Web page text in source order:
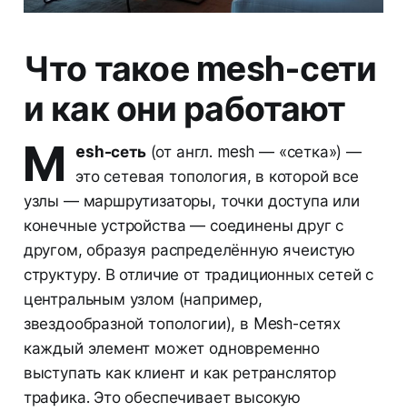
Что такое mesh-сети
и как они работают
M esh-сеть(от англ. mesh — «сетка») —
это сетевая топология, в которой все
узлы — маршрутизаторы, точки доступа или
конечные устройства — соединены друг с
другом, образуя распределённую ячеистую
структуру. В отличие от традиционных сетей с
центральным узлом (например,
звездообразной топологии), в Mesh-сетях
каждый элемент может одновременно
выступать как клиент и как ретранслятор
трафика. Это обеспечивает высокую